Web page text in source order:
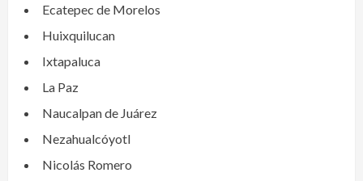
Ecatepec de Morelos
Huixquilucan
Ixtapaluca
La Paz
Naucalpan de Juárez
Nezahualcóyotl
Nicolás Romero